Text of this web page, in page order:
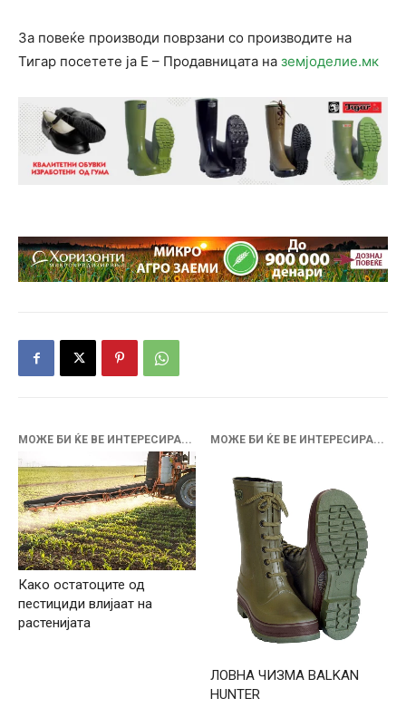
За повеќе производи поврзани со производите на
Тигар посетете ја Е – Продавницата на земјоделие.мк
МОЖЕ БИ ЌЕ ВЕ ИНТЕРЕСИРА...
Како остатоците од
пестициди влијаат на
растенијата
МОЖЕ БИ ЌЕ ВЕ ИНТЕРЕСИРА...
ЛОВНА ЧИЗМА BALKAN
HUNTER